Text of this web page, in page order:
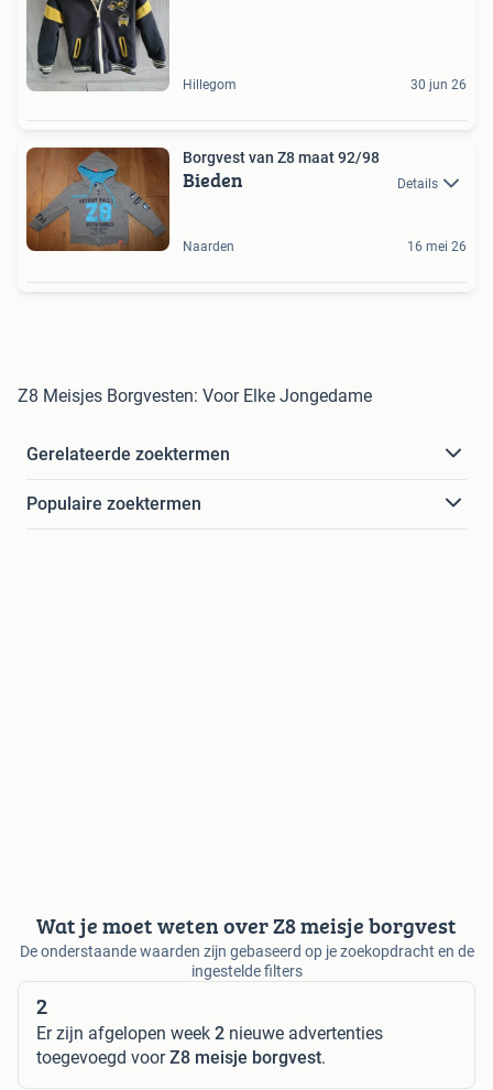
Hillegom 30 jun 26
Borgvest van Z8 maat 92/98
Bieden Details
Naarden 16 mei 26
Z8 Meisjes Borgvesten: Voor Elke Jongedame
Gerelateerde zoektermen
Populaire zoektermen
Wat je moet weten over Z8 meisje borgvest
De onderstaande waarden zijn gebaseerd op je zoekopdracht en de
ingestelde filters
2
Er zijn afgelopen week 2 nieuwe advertenties
toegevoegd voorZ8 meisje borgvest.